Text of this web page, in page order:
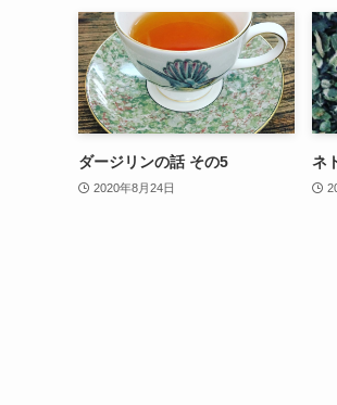
ダージリンの話 その5
2020年8月24日
ネ